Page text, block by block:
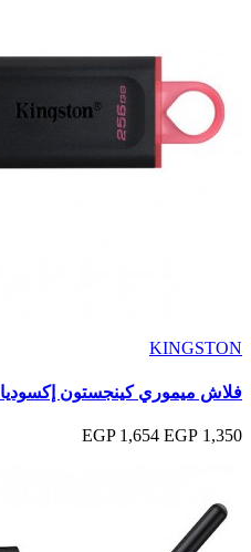
KINGSTON
فلاش ميموري كينجستون إكسوديا 256 جيجا
1,350 EGP
1,654 EGP